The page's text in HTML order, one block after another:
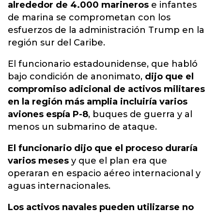
alrededor de 4.000 marineros e infantes
de marina se comprometan con los
esfuerzos de la administración Trump en la
región sur del Caribe.
El funcionario estadounidense, que habló
bajo condición de anonimato, dijo que el
compromiso adicional de activos militares
en la región más amplia incluiría varios
aviones espía P-8, buques de guerra y al
menos un submarino de ataque.
El funcionario dijo que el proceso duraría
varios meses y que el plan era que
operaran en espacio aéreo internacional y
aguas internacionales.
Los activos navales pueden utilizarse no